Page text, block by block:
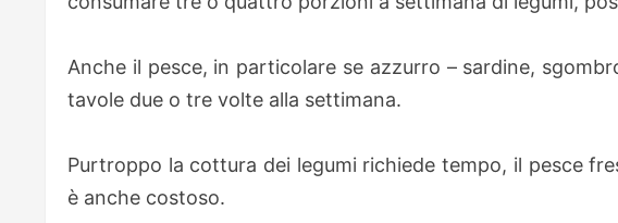
Anche il pesce, in particolare se azzurro – sardine,
tavole due o tre volte alla settimana.
Purtroppo la cottura dei legumi richiede tempo, il pesce
è anche costoso.